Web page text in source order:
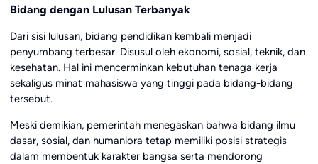
Bidang dengan Lulusan Terbanyak
Dari sisi lulusan, bidang pendidikan kembali menjadi
penyumbang terbesar. Disusul oleh ekonomi, sosial, teknik, dan
kesehatan. Hal ini mencerminkan kebutuhan tenaga kerja
sekaligus minat mahasiswa yang tinggi pada bidang-bidang
tersebut.
Meski demikian, pemerintah menegaskan bahwa bidang ilmu
dasar, sosial, dan humaniora tetap memiliki posisi strategis
dalam membentuk karakter bangsa serta mendorong